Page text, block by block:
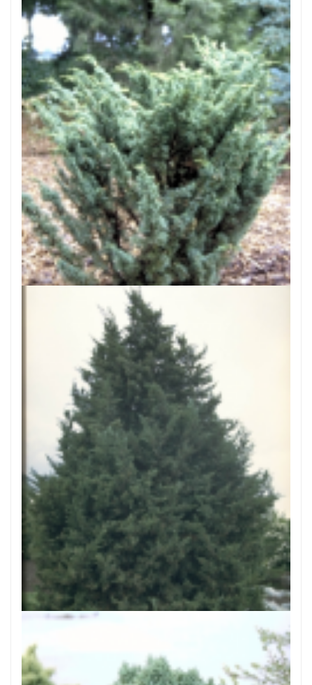
Chinese jeneverbes
Juniperus chinensis 'Blaauw'
Chinese jeneverbes
Juniperus chinensis 'Monarch'